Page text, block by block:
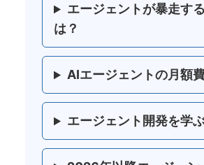
エージェントが暴走す
は？
AIエージェントの月額
エージェント開発を学